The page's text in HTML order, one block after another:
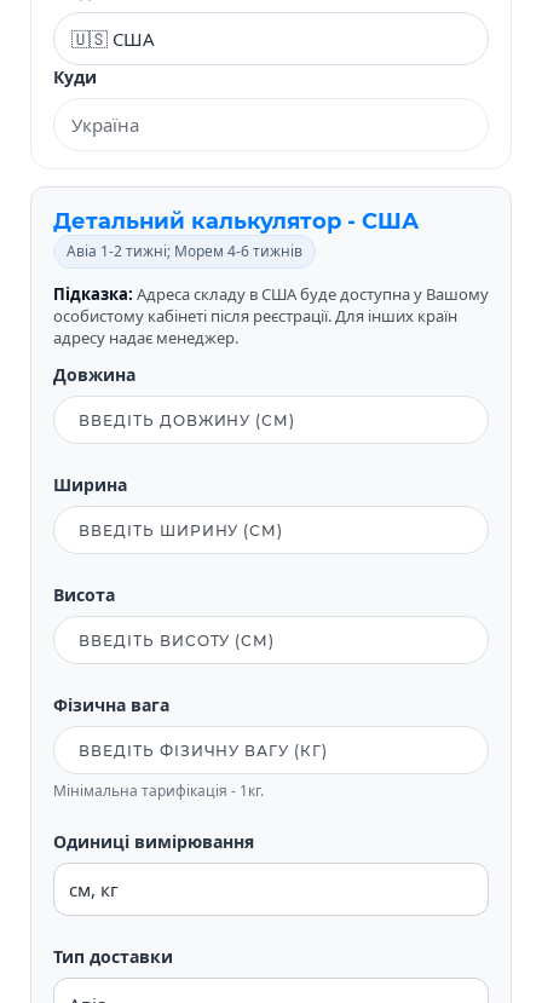
Куди
Детальний калькулятор - США
Авіа 1-2 тижні; Морем 4-6 тижнів
Підказка: Адреса складу в США буде доступна у Вашому
особистому кабінеті після реєстрації. Для інших країн
адресу надає менеджер.
Довжина
Ширина
Висота
Фізична вага
Мінімальна тарифікація - 1кг.
Одиниці вимірювання
Тип доставки